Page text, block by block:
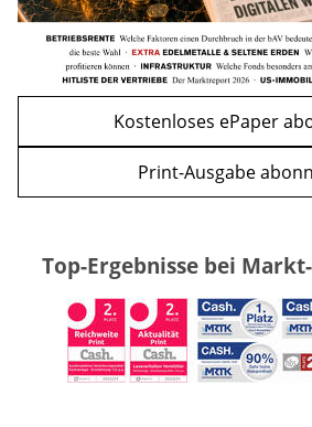
Kostenloses ePaper
Print-Ausgabe
Top-Ergebnisse bei